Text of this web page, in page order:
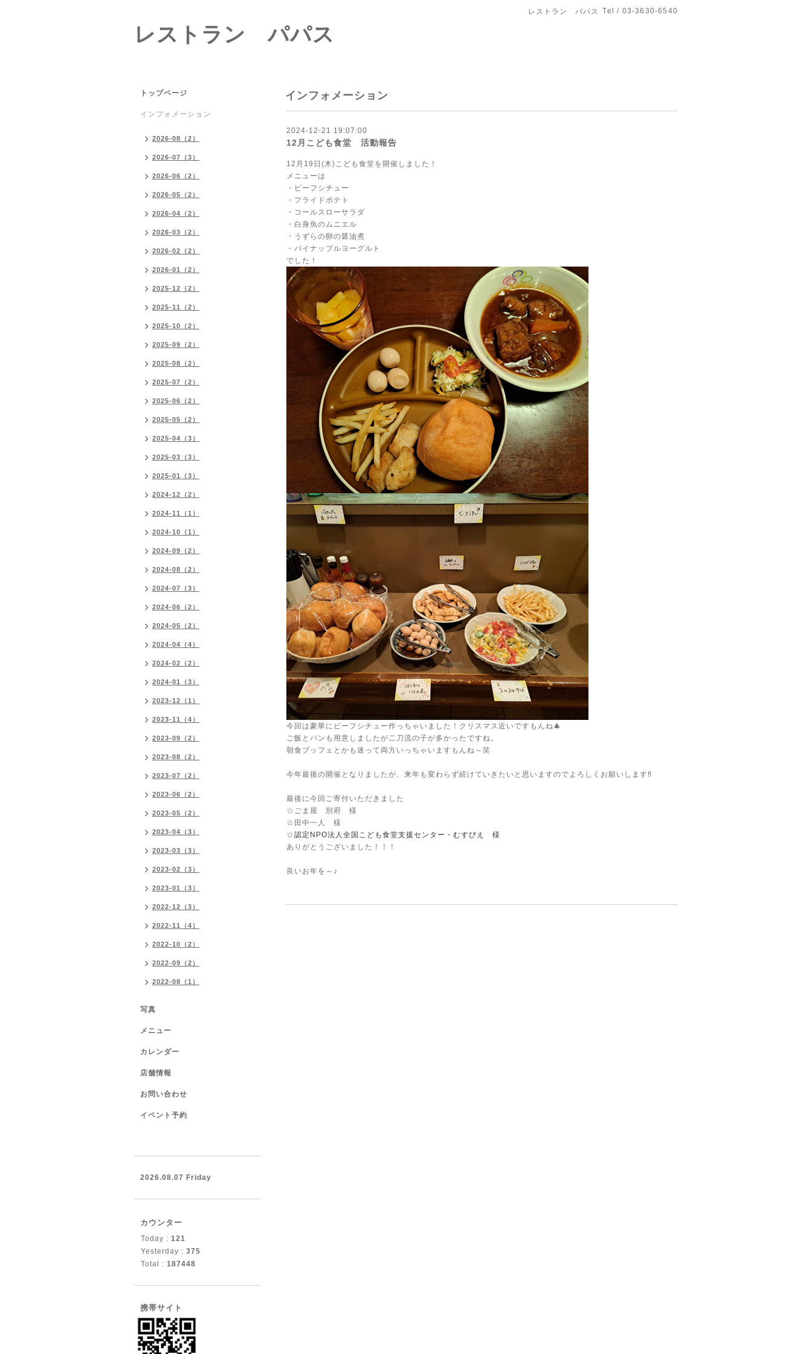
レストラン パパス Tel / 03-3630-6540
レストラン パパス
インフォメーション
2024-12-21 19:07:00
12月こども食堂 活動報告
12月19日(木)こども食堂を開催しました！
メニューは
・ビーフシチュー
・フライドポテト
・コールスローサラダ
・白身魚のムニエル
・うずらの卵の醤油煮
・パイナップルヨーグルト
でした！
今回は豪華にビーフシチュー作っちゃいました！クリスマス近いですもんね🎄
ご飯とパンも用意しましたが二刀流の子が多かったですね。
朝食ブッフェとかも迷って両方いっちゃいますもんね～笑
今年最後の開催となりましたが、来年も変わらず続けていきたいと思いますのでよろしくお願いします‼
最後に今回ご寄付いただきました
☆ごま屋 別府 様
☆田中一人 様
☆認定NPO法人全国こども食堂支援センター・むすびえ 様
ありがとうございました！！！
良いお年を～♪
トップページ
インフォメーション
2026-08（2）
2026-07（3）
2026-06（2）
2026-05（2）
2026-04（2）
2026-03（2）
2026-02（2）
2026-01（2）
2025-12（2）
2025-11（2）
2025-10（2）
2025-09（2）
2025-08（2）
2025-07（2）
2025-06（2）
2025-05（2）
2025-04（3）
2025-03（3）
2025-01（3）
2024-12（2）
2024-11（1）
2024-10（1）
2024-09（2）
2024-08（2）
2024-07（3）
2024-06（2）
2024-05（2）
2024-04（4）
2024-02（2）
2024-01（3）
2023-12（1）
2023-11（4）
2023-09（2）
2023-08（2）
2023-07（2）
2023-06（2）
2023-05（2）
2023-04（3）
2023-03（3）
2023-02（3）
2023-01（3）
2022-12（3）
2022-11（4）
2022-10（2）
2022-09（2）
2022-08（1）
写真
メニュー
カレンダー
店舗情報
お問い合わせ
イベント予約
2026.08.07 Friday
カウンター
Today : 121
Yesterday : 375
Total : 187448
携帯サイト